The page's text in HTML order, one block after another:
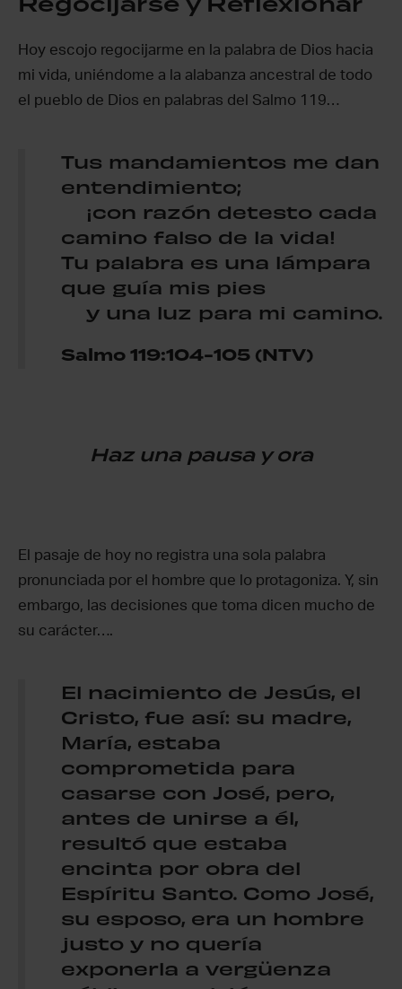
Hoy escojo regocijarme en la palabra de Dios hacia
mi vida, uniéndome a la alabanza ancestral de todo
el pueblo de Dios en palabras del Salmo 119…
Tus mandamientos me dan
entendimiento;
¡con razón detesto cada
camino falso de la vida!
Tu palabra es una lámpara
que guía mis pies
y una luz para mi camino.
Salmo 119:104-105 (NTV)
Haz una pausa y ora
El pasaje de hoy no registra una sola palabra
pronunciada por el hombre que lo protagoniza. Y, sin
embargo, las decisiones que toma dicen mucho de
su carácter….
El nacimiento de Jesús, el
Cristo, fue así: su madre,
María, estaba
comprometida para
casarse con José, pero,
antes de unirse a él,
resultó que estaba
encinta por obra del
Espíritu Santo. Como José,
su esposo, era un hombre
justo y no quería
exponerla a vergüenza